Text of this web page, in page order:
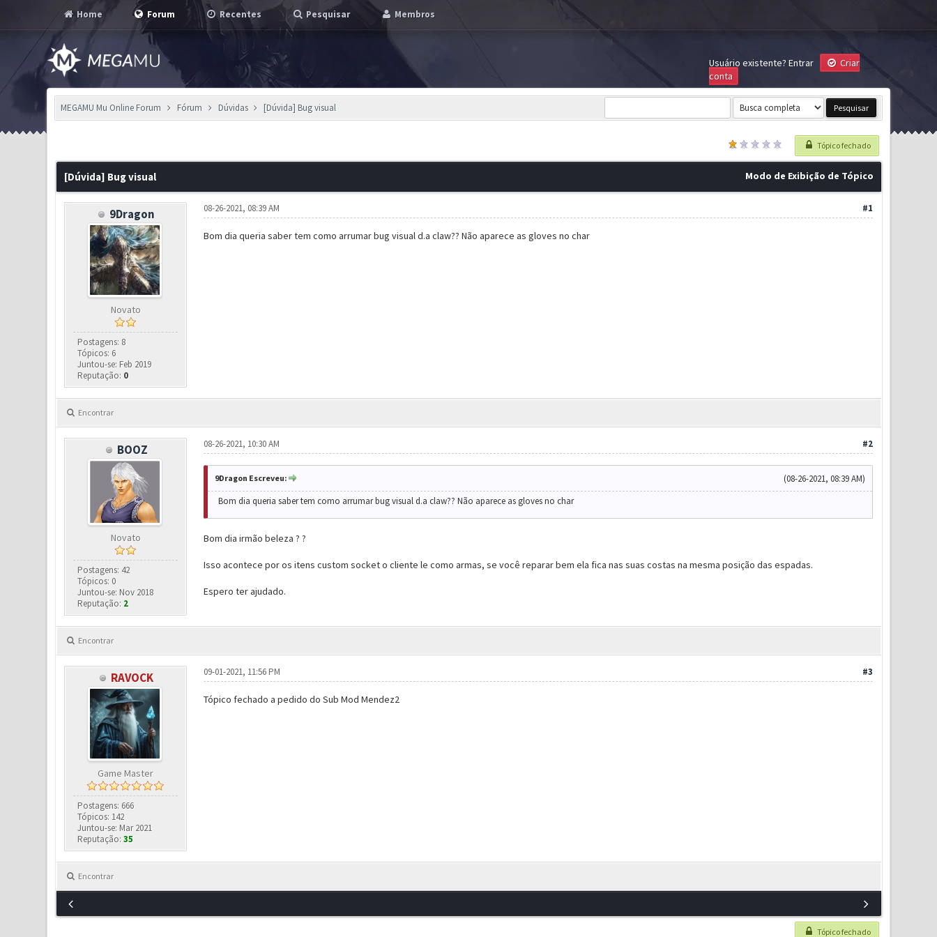
Home Forum Recentes Pesquisar Membros
Usuário existente? Entrar
Criar
conta
MEGAMU Mu Online Forum Fórum Dúvidas [Dúvida] Bug visual
Tópico fechado
Modo de Exibição de Tópico
[Dúvida] Bug visual
9Dragon
Novato
Postagens: 8
Tópicos: 6
Juntou-se: Feb 2019
Reputação: 0
#1
08-26-2021, 08:39 AM
Bom dia queria saber tem como arrumar bug visual d.a claw?? Não aparece as gloves no char
Encontrar
BOOZ
Novato
Postagens: 42
Tópicos: 0
Juntou-se: Nov 2018
Reputação: 2
#2
08-26-2021, 10:30 AM
(08-26-2021, 08:39 AM)
9Dragon Escreveu:
Bom dia queria saber tem como arrumar bug visual d.a claw?? Não aparece as gloves no char
Bom dia irmão beleza ? ?
Isso acontece por os itens custom socket o cliente le como armas, se você reparar bem ela fica nas suas costas na mesma posição das espadas.
Espero ter ajudado.
Encontrar
RAVOCK
Game Master
Postagens: 666
Tópicos: 142
Juntou-se: Mar 2021
Reputação:35
#3
09-01-2021, 11:56 PM
Tópico fechado a pedido do Sub Mod Mendez2
Encontrar
Tópico fechado